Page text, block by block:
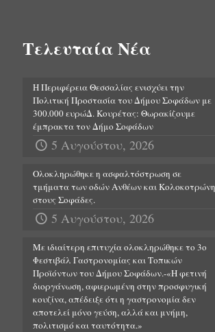
Τελευταία Νέα
Η Περιφέρεια Θεσσαλίας ενισχύει την
Πολιτική Προστασία του Δήμου Σοφάδων με
300.000 ευρώΔ. Κουρέτας: Θωρακίζουμε
έμπρακτα τον Δήμο Σοφάδων
5 Αυγούστου, 2026
Ολοκληρώθηκε η ασφαλτόστρωση σε
τμήματα των οδών Ανθέων και Κολοκοτρώνη
στους Σοφάδες.
5 Αυγούστου, 2026
Με ιδιαίτερη επιτυχία ολοκληρώθηκε το 3ο
Φεστιβάλ Γαστρονομίας και Τοπικών
Προϊόντων του Δήμου Σοφάδων.-«Η φετινή
διοργάνωση, αφιερωμένη στην προσφυγική
κουζίνα, απέδειξε ότι η γαστρονομία δεν
αποτελεί μόνο γεύση, αλλά και μνήμη,
πολιτισμό και ταυτότητα.»